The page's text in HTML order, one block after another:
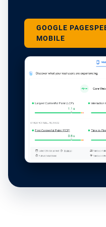
GOOGLE
MOBILE